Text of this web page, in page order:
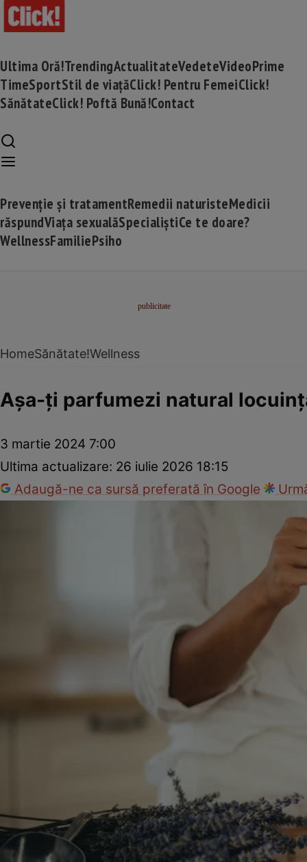
Ultima Oră!TrendingActualitateVedeteVideoPrime
TimeSportStil de viațăClick! Pentru FemeiClick!
SănătateClick! Poftă Bună!Contact
Prevenție și tratamentRemedii naturisteMedicii
răspundViața sexualăSpecialiștiCe te doare?
WellnessFamiliePsiho
HomeSănătate!Wellness
Așa-ți parfumezi natural
3 martie 2024 7:00
Ultima actualizare: 26 iulie 2026 18:15
Adaugă-ne ca sursă preferată în Google